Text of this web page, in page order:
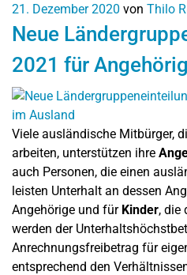
21. Dezember 2020 von Thilo
Neue
2021 für
Viele ausländische Mitbürger,
arbeiten, unterstützen ihre
auch Personen, die einen
leisten Unterhalt an dessen
Angehörige und für Kinder, die
werden der
Anrechnungsfreibetrag für
entsprechend den